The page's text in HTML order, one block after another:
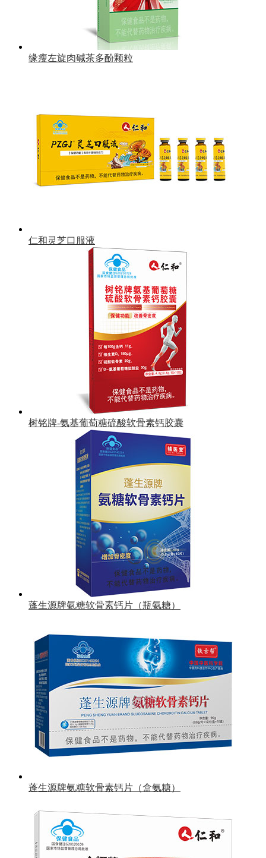
缘瘦左旋肉碱茶多酚颗粒
仁和灵芝口服液
树铭牌-氨基葡萄糖硫酸软骨素钙胶囊
蓬生源牌氨糖软骨素钙片（瓶氨糖）
蓬生源牌氨糖软骨素钙片（盒氨糖）